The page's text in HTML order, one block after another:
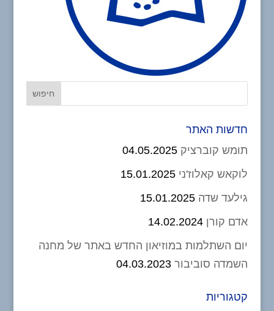
חדשות האתר
תומש קוברציק 04.05.2025
לוקאש קאלוז'ני 15.01.2025
גילעד שדה 15.01.2025
אדם קורן 14.02.2024
יום השתלמות במוזיאון החדש באתר של מחנה
השמדה סוביבור 04.03.2023
קטגוריות